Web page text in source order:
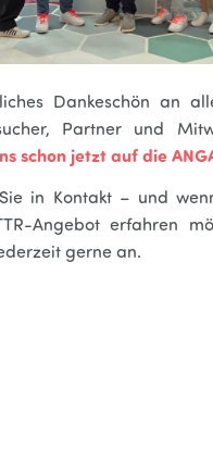
Dankeschön an
Partner und
schon jetzt auf die
in Kontakt – und
Angebot erfahren
gerne an.